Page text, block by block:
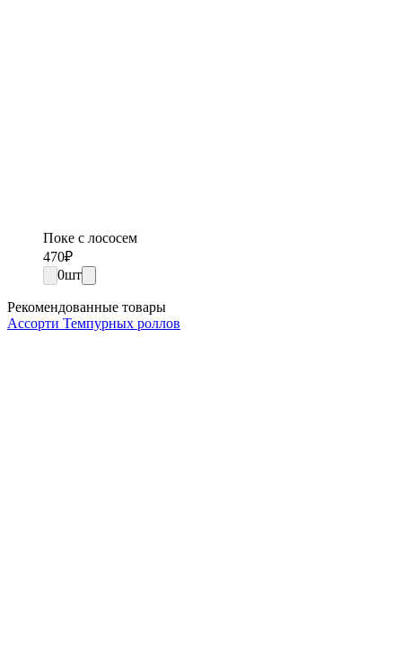
Поке с лососем
470₽
0шт
Рекомендованные товары
Ассорти Темпурных роллов